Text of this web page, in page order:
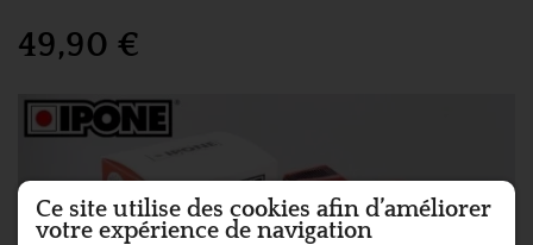
49,90 €
Ce site utilise des cookies afin d’améliorer
votre expérience de navigation